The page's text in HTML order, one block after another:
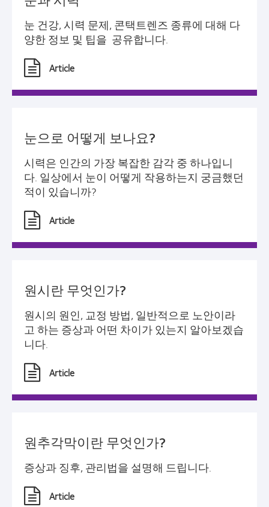
눈 건강, 시력 문제, 콘택트렌즈 종류에 대해 다
양한 정보 및 팁을 공유합니다.
Article
눈으로 어떻게 보나요?
시력은 인간의 가장 복잡한 감각 중 하나입니
다. 일상에서 눈이 어떻게 작용하는지 궁금했던
적이 있습니까?
Article
원시란 무엇인가?
원시의 원인, 교정 방법, 일반적으로 노안이라
고 하는 증상과 어떤 차이가 있는지 알아보겠습
니다.
Article
원추각막이란 무엇인가?
증상과 징후, 관리법을 설명해 드립니다.
Article